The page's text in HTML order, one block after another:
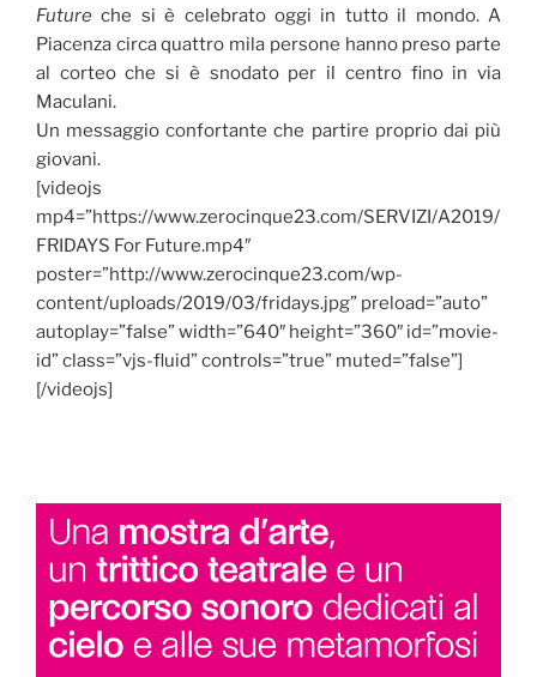
Future che si è celebrato oggi in tutto il mondo. A
Piacenza circa quattro mila persone hanno preso parte
al corteo che si è snodato per il centro fino in via
Maculani.
Un messaggio confortante che partire proprio dai più
giovani.
[videojs
mp4=”https://www.zerocinque23.com/SERVIZI/A2019/
FRIDAYS For Future.mp4″
poster=”http://www.zerocinque23.com/wp-
content/uploads/2019/03/fridays.jpg” preload=”auto”
autoplay=”false” width=”640″ height=”360″ id=”movie-
id” class=”vjs-fluid” controls=”true” muted=”false”]
[/videojs]